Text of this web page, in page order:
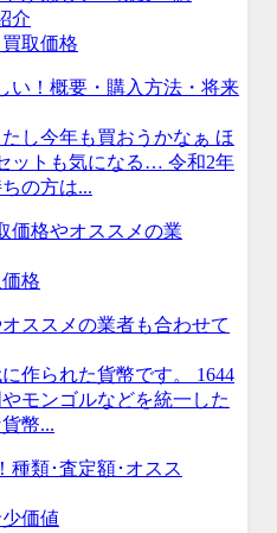
取価格
い！概要・購入方法・将来
し今年も買おうかなぁ ほ
ットも気になる… 令和2年
の方は...
格
ススメの業者も合わせて
作られた貨幣です。 1644
モンゴルなどを統一した
幣...
価値